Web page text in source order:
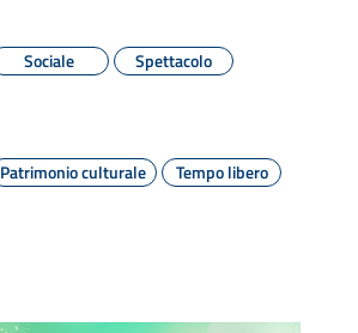
Sociale Spettacolo
Patrimonio culturale Tempo libero